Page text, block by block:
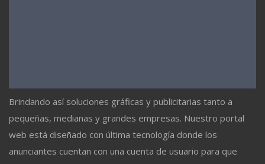
Brindando así soluciones gráficas y publicitarias tanto a
pequeñas, medianas y grandes empresas. Nuestro portal
web está diseñado con última tecnología donde los
anunciantes cuentan con una cuenta de usuario para que